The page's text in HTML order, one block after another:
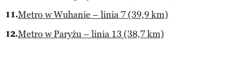
Metro w Wuhanie – linia 7 (39,9 km)
Metro w Paryżu – linia 13 (38,7 km)